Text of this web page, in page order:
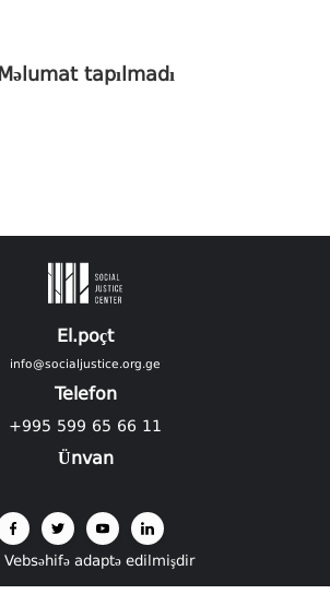
Məlumat tapılmadı
El.poçt
info@socialjustice.org.ge
Telefon
+995 599 65 66 11
Ünvan
Vebsəhifə adaptə edilmişdir